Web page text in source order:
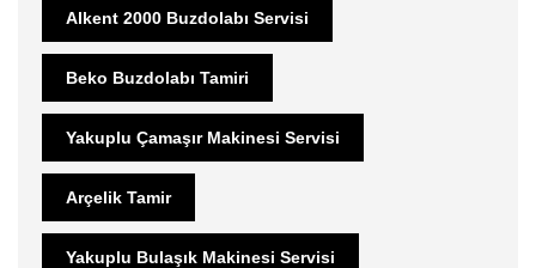
Alkent 2000 Buzdolabı Servisi
Beko Buzdolabı Tamiri
Yakuplu Çamaşır Makinesi Servisi
Arçelik Tamir
Yakuplu Bulaşık Makinesi Servisi